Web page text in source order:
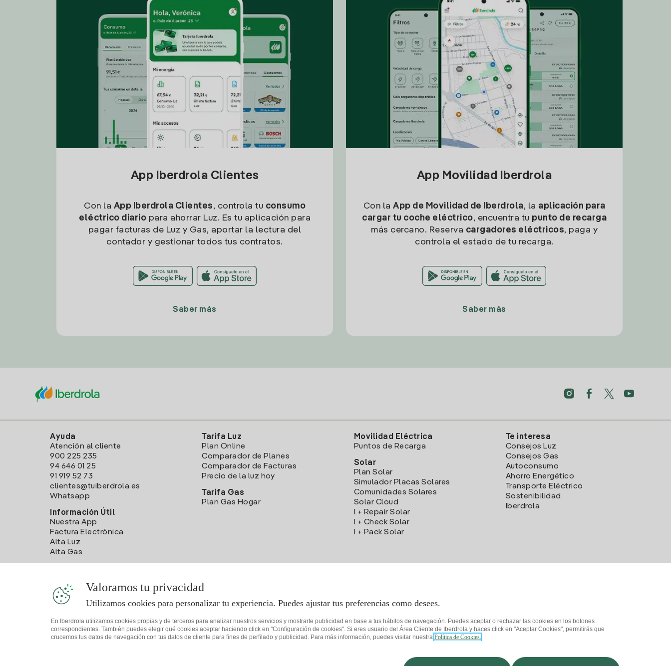
App Iberdrola Clientes
Con la App Iberdrola Clientes, controla tu consumo
eléctrico diario para ahorrar Luz. Es tu aplicación para
pagar facturas de Luz y Gas, aportar la lectura del
contador y gestionar todos tus contratos.
Saber más
App Movilidad Iberdrola
Con la App de Movilidad de Iberdrola, la aplicación para
cargar tu coche eléctrico, encuentra tu punto de recarga
más cercano. Reserva cargadores eléctricos, paga y
controla el estado de tu recarga.
Saber más
Ayuda
Atención al cliente
900 225 235
94 646 01 25
91 919 52 73
clientes@tuiberdrola.es
Whatsapp
Información Útil
Nuestra App
Factura Electrónica
Alta Luz
Alta Gas
Tarifa Luz
Plan Online
Comparador de Planes
Comparador de Facturas
Precio de la luz hoy
Tarifa Gas
Plan Gas Hogar
Movilidad Eléctrica
Puntos de Recarga
Solar
Plan Solar
Simulador Placas Solares
Comunidades Solares
Solar Cloud
I + Repair Solar
I + Check Solar
I + Pack Solar
Te interesa
Consejos Luz
Consejos Gas
Autoconsumo
Ahorro Energético
Transporte Eléctrico
Sostenibilidad
Iberdrola
Valoramos tu privacidad
Utilizamos cookies para personalizar tu experiencia. Puedes ajustar tus preferencias como desees.
En Iberdrola utilizamos cookies propias y de terceros para analizar nuestros servicios y mostrarte publicidad en base a tus hábitos de navegación. Puedes aceptar o rechazar las cookies en los botones
correspondientes. También puedes elegir qué cookies aceptar haciendo click en "Configuración de cookies". Si eres usuario del Área Cliente de Iberdrola y haces click en "Aceptar Cookies", permitirás que
crucemos tus datos de navegación con tus datos de cliente para fines de perfilado y publicidad. Para más información, puedes visitar nuestra Política de Cookies.